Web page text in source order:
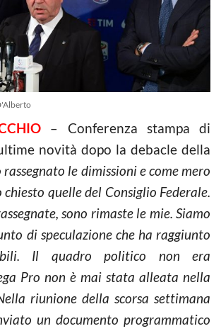
– Conferenza stampa di
novità dopo la debacle della
rassegnato le dimissioni e come mero
quelle del Consiglio Federale.
sono rimaste le mie. Siamo
di speculazione che ha raggiunto
Il quadro politico non era
Pro non è mai stata alleata nella
riunione della scorsa settimana
un documento programmatico